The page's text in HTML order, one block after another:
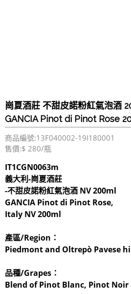
崗夏酒莊 不甜皮諾粉紅氣泡酒
GANCIA Pinot di Pinot Rose
商品編號:13F040002-19I180001
售價:$ 280/瓶
IT1CGN0063m
義大利-崗夏酒莊
-不甜皮諾粉紅氣泡酒 NV 200ml
GANCIA Pinot di Pinot Rose,
Italy NV 200ml
產區/Region：
Piedmont and Oltrepò Pavese
品種/Grapes：
Blend of Pinot Blanc, Pinot